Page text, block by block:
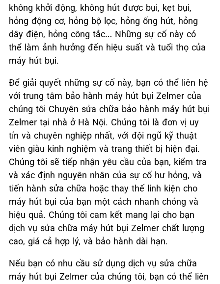
không khởi động, không hút được bụi, kẹt bụi,
hỏng động cơ, hỏng bộ lọc, hỏng ống hút, hỏng
dây điện, hỏng công tắc… Những sự cố này có
thể làm ảnh hưởng đến hiệu suất và tuổi thọ của
máy hút bụi.
Để giải quyết những sự cố này, bạn có thể liên hệ
với trung tâm bảo hành máy hút bụi Zelmer của
chúng tôi Chuyên sửa chữa bảo hành máy hút bụi
Zelmer tại nhà ở Hà Nội. Chúng tôi là đơn vị uy
tín và chuyên nghiệp nhất, với đội ngũ kỹ thuật
viên giàu kinh nghiệm và trang thiết bị hiện đại.
Chúng tôi sẽ tiếp nhận yêu cầu của bạn, kiểm tra
và xác định nguyên nhân của sự cố hư hỏng, và
tiến hành sửa chữa hoặc thay thế linh kiện cho
máy hút bụi của bạn một cách nhanh chóng và
hiệu quả. Chúng tôi cam kết mang lại cho bạn
dịch vụ sửa chữa máy hút bụi Zelmer chất lượng
cao, giá cả hợp lý, và bảo hành dài hạn.
Nếu bạn có nhu cầu sử dụng dịch vụ sửa chữa
máy hút bụi Zelmer của chúng tôi, bạn có thể liên